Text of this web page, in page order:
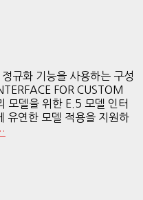
규화 기능을 사용하는 구성
FOR CUSTOM
모델을 위한 E.5 모델 인터
유연한 모델 적용을 지원하